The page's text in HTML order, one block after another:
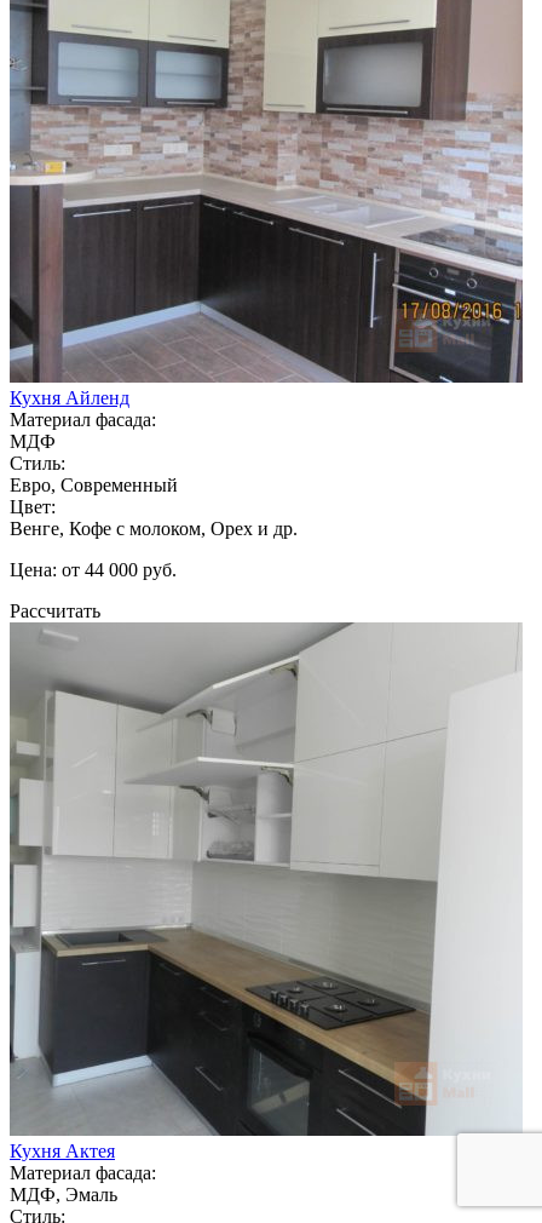
Кухня Айленд
Материал фасада:
МДФ
Стиль:
Евро, Современный
Цвет:
Венге, Кофе с молоком, Орех и др.
Цена: от 44 000 руб.
Рассчитать
Кухня Актея
Материал фасада:
МДФ, Эмаль
Стиль: